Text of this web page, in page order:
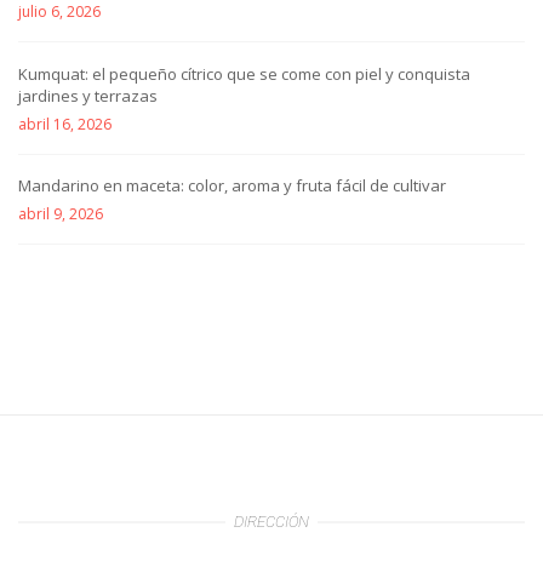
julio 6, 2026
Kumquat: el pequeño cítrico que se come con piel y conquista
jardines y terrazas
abril 16, 2026
Mandarino en maceta: color, aroma y fruta fácil de cultivar
abril 9, 2026
DIRECCIÓN